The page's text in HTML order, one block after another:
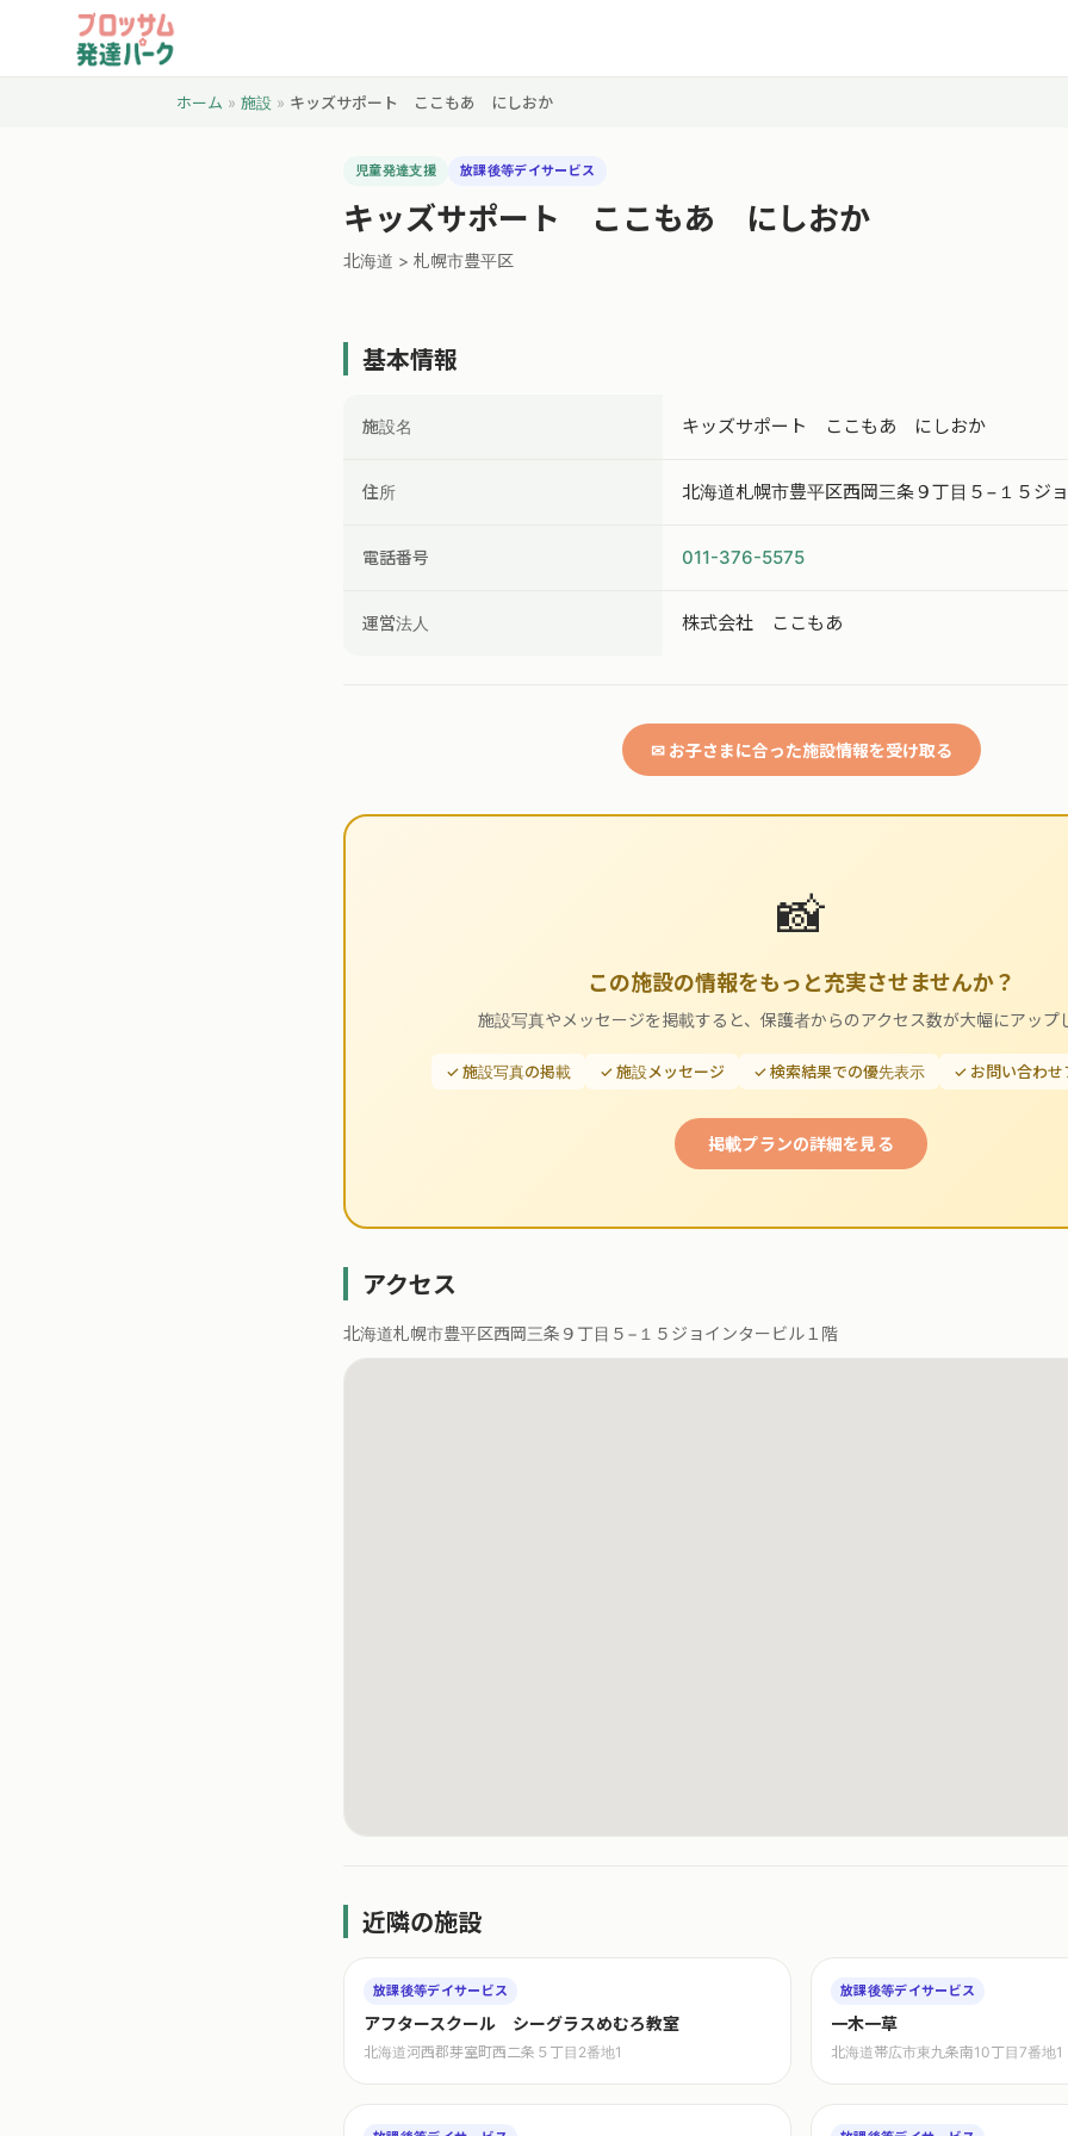
ホーム » 施設 » キッズサポート ここもあ にしおか
児童発達支援 放課後等デイサービス
キッズサポート ここもあ にしおか
北海道 > 札幌市豊平区
基本情報
施設名 キッズサポート ここもあ にしおか
住所 北海道札幌市豊平区西岡三条９丁目５−１５ジ
電話番号 011-376-5575
運営法人 株式会社 ここもあ
✉ お子さまに合った施設情報を受け取る
📸
この施設の情報をもっと充実させませんか？
施設写真やメッセージを掲載すると、保護者からのアクセス数が大幅にアップ
✓ 施設写真の掲載 ✓ 施設メッセージ ✓ 検索結果での優先表示 ✓ お問い合わせ
掲載プランの詳細を見る
アクセス
北海道札幌市豊平区西岡三条９丁目５−１５ジョインタービル１階
近隣の施設
放課後等デイサービス
アフタースクール シーグラスめむろ教室
北海道河西郡芽室町西二条５丁目2番地1
放課後等デイサービス
一木一草
北海道帯広市東九条南10丁目7番地1